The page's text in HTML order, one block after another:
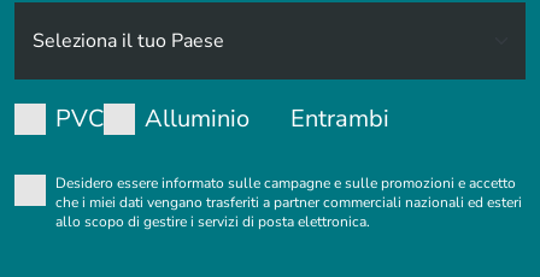
PVC Alluminio Entrambi
Desidero essere informato sulle campagne e sulle promozioni e accetto
che i miei dati vengano trasferiti a partner commerciali nazionali ed esteri
allo scopo di gestire i servizi di posta elettronica.